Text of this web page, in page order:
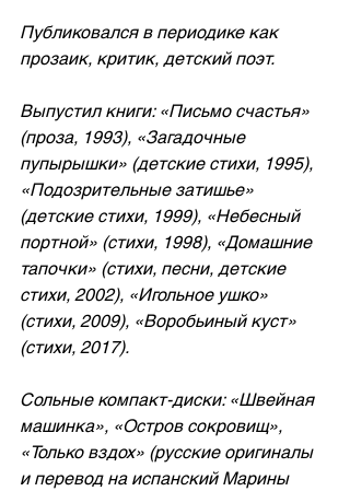
Публиковался в периодике как
прозаик, критик, детский поэт.
Выпустил книги: «Письмо счастья»
(проза, 1993), «Загадочные
пупырышки» (детские стихи, 1995),
«Подозрительные затишье»
(детские стихи, 1999), «Небесный
портной» (стихи, 1998), «Домашние
тапочки» (стихи, песни, детские
стихи, 2002), «Игольное ушко»
(стихи, 2009), «Воробьиный куст»
(стихи, 2017).
Сольные компакт-диски: «Швейная
машинка», «Остров сокровищ»,
«Только вздох» (русские оригиналы
и перевод на испанский Марины